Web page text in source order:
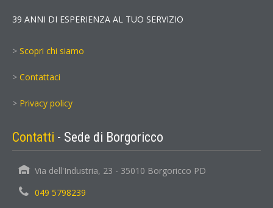
39 ANNI DI ESPERIENZA AL TUO SERVIZIO
> Scopri chi siamo
> Contattaci
> Privacy policy
Contatti - Sede di Borgoricco
Via dell'Industria, 23 - 35010 Borgoricco PD
049 5798239